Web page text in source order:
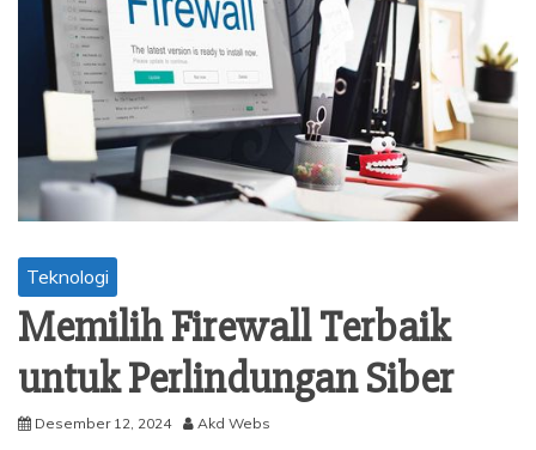
Teknologi
Memilih Firewall Terbaik
untuk Perlindungan Siber
Desember 12, 2024 Akd Webs